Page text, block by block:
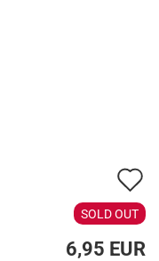
SOLD OUT
6,95 EUR